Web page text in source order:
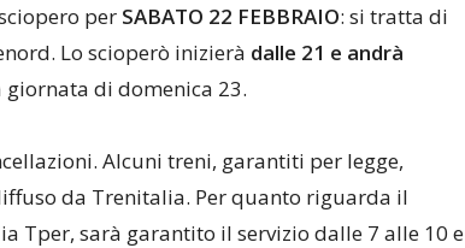
per SABATO 22 FEBBRAIO: si tratta di
Lo scioperò inizierà dalle 21 e andrà
di domenica 23.
Alcuni treni, garantiti per legge,
da Trenitalia. Per quanto riguarda il
Tper, sarà garantito il servizio dalle 7 alle 10 e